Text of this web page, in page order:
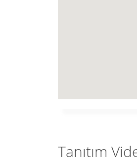
Tanıtım